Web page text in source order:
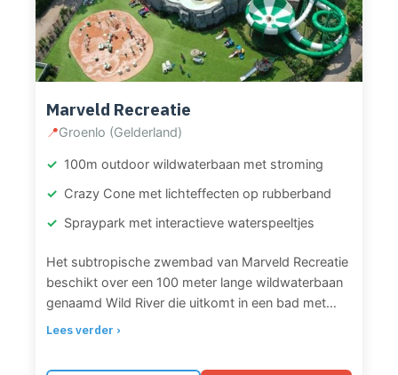
buitenzwembad met ligweide. Ontspanning vind je
in de whirlpool en het kruidenbad.
Marveld Recreatie
📍Groenlo (Gelderland)
100m outdoor wildwaterbaan met stroming
Crazy Cone met lichteffecten op rubberband
Spraypark met interactieve waterspeeltjes
Het subtropische zwembad van Marveld Recreatie
beschikt over een 100 meter lange wildwaterbaan
genaamd Wild River die uitkomt in een bad met
flinke stroming. Het zwembad heeft vijf
Lees verder ›